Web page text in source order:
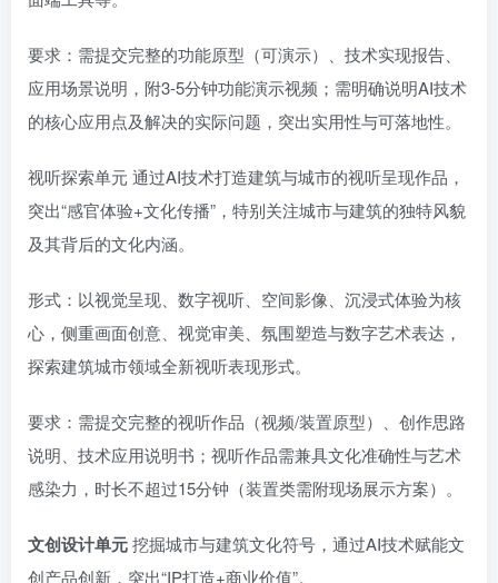
要求：需提交完整的功能原型（可演示）、技术实现报告、
应用场景说明，附3-5分钟功能演示视频；需明确说明AI技术
的核心应用点及解决的实际问题，突出实用性与可落地性。
视听探索单元 通过AI技术打造建筑与城市的视听呈现作品，
突出“感官体验+文化传播”，特别关注城市与建筑的独特风貌
及其背后的文化内涵。
形式：以视觉呈现、数字视听、空间影像、沉浸式体验为核
心，侧重画面创意、视觉审美、氛围塑造与数字艺术表达，
探索建筑城市领域全新视听表现形式。
要求：需提交完整的视听作品（视频/装置原型）、创作思路
说明、技术应用说明书；视听作品需兼具文化准确性与艺术
感染力，时长不超过15分钟（装置类需附现场展示方案）。
文创设计单元挖掘城市与建筑文化符号，通过AI技术赋能文
创产品创新，突出“IP打造+商业价值”。